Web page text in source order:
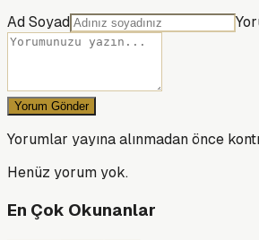
Ad Soyad
Yorum Gönder
Yorumlar yayına alınmadan önce
Henüz yorum yok.
En Çok Okunanlar